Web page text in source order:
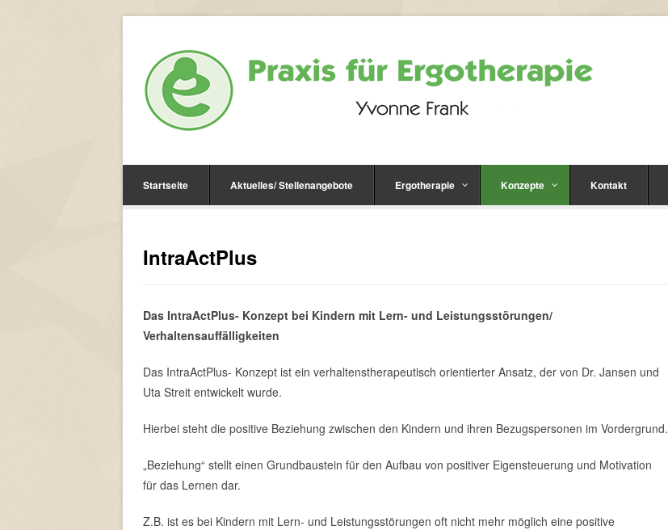
Startseite Aktuelles/ Stellenangebote Ergotherapie Konzepte Kontakt
IntraActPlus
Das IntraActPlus- Konzept bei Kindern mit Lern- und Leistungsstörungen/
Verhaltensauffälligkeiten
Das IntraActPlus- Konzept ist ein verhaltenstherapeutisch orientierter Ansatz, der von Dr. Jansen und
Uta Streit entwickelt wurde.
Hierbei steht die positive Beziehung zwischen den Kindern und ihren Bezugspersonen im Vordergrund.
„Beziehung“ stellt einen Grundbaustein für den Aufbau von positiver Eigensteuerung und Motivation
für das Lernen dar.
Z.B. ist es bei Kindern mit Lern- und Leistungsstörungen oft nicht mehr möglich eine positive